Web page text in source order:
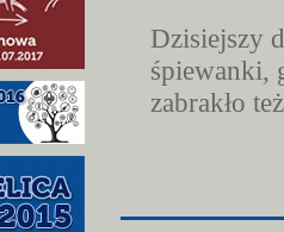
Dzisiejszy
śpiewanki,
zabrakło